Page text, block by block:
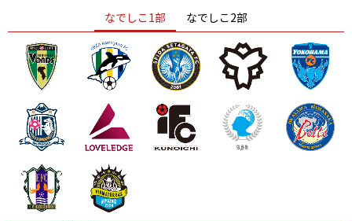
ニッパツ 名古屋 静岡 愛媛Ｌ
なでしこ1部 なでしこ2部